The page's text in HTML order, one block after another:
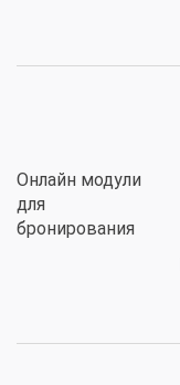
Онлайн модули
для
бронирования